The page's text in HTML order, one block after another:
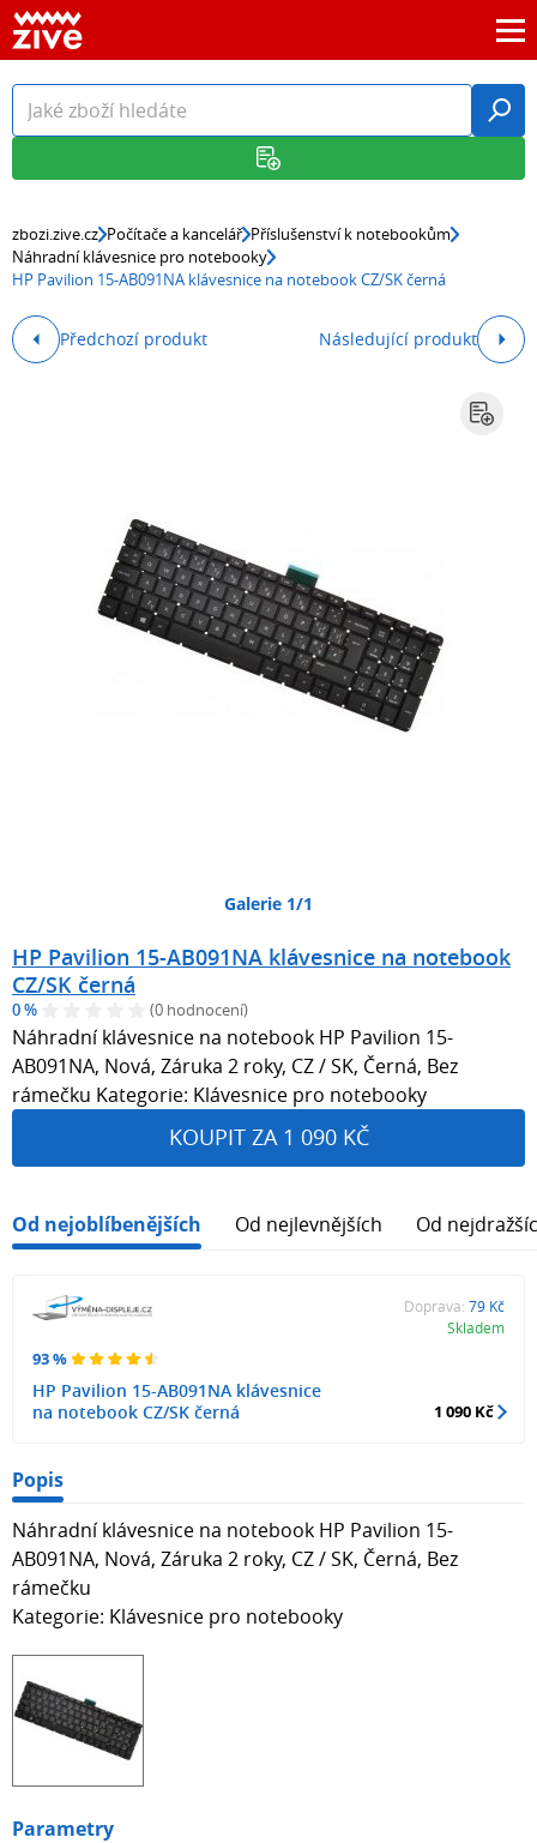
zbozi.zive.cz Počítače a kancelář Příslušenství k notebookům
Náhradní klávesnice pro notebooky
HP Pavilion 15-AB091NA klávesnice na notebook CZ/SK černá
Předchozí produkt Následující produkt
Galerie 1/1
HP Pavilion 15-AB091NA klávesnice na notebook
CZ/SK černá
0 % (0 hodnocení)
Náhradní klávesnice na notebook HP Pavilion 15-
AB091NA, Nová, Záruka 2 roky, CZ / SK, Černá, Bez
rámečku Kategorie: Klávesnice pro notebooky
KOUPIT ZA 1 090 KČ
Od nejoblíbenějších Od nejlevnějších Od
93 %
HP Pavilion 15-AB091NA klávesnice
na notebook CZ/SK černá
Doprava: 79 Kč
Skladem
1 090 Kč
Popis
Náhradní klávesnice na notebook HP Pavilion 15-
AB091NA, Nová, Záruka 2 roky, CZ / SK, Černá, Bez
rámečku
Kategorie: Klávesnice pro notebooky
Parametry